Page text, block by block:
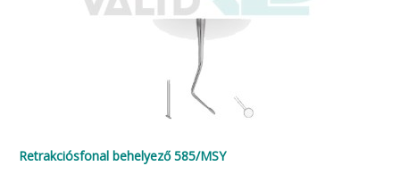
Retrakciósfonal behelyező 585/MSY